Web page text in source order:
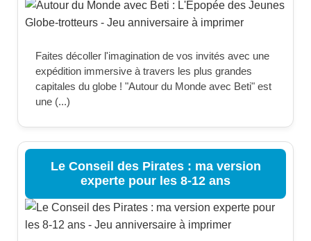
Faites décoller l'imagination de vos invités avec une
expédition immersive à travers les plus grandes
capitales du globe ! "Autour du Monde avec Beti" est
une (...)
Le Conseil des Pirates : ma version
experte pour les 8-12 ans